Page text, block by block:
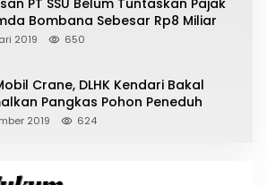
Bombana Sebesar Rp8 Miliar
2019 650
Crane, DLHK Kendari Bakal
Pangkas Pohon Peneduh
2019 624